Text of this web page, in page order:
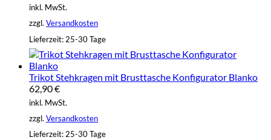
inkl. MwSt.
zzgl. Versandkosten
Lieferzeit: 25-30 Tage
Trikot Stehkragen mit Brusttasche Konfigurator Blanko
62,90€
inkl. MwSt.
zzgl. Versandkosten
Lieferzeit:25-30 Tage